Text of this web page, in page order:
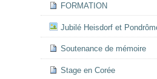
FORMATION
Jubilé Heisdorf et
Soutenance de mémoire
Stage en Corée